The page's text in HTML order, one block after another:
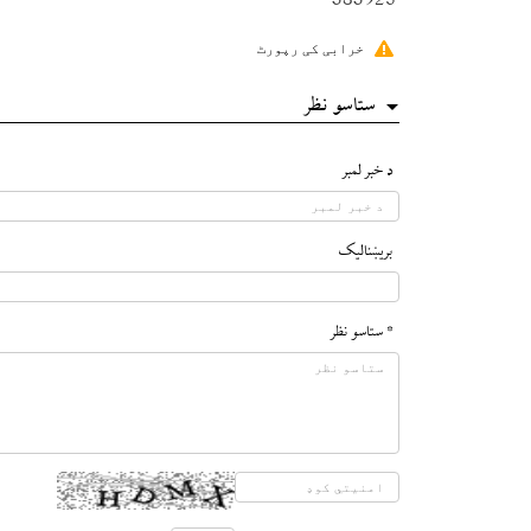
خرابی کی رپورٹ
ستاسو نظر
د خبر لمبر
بريښناليک
* ستاسو نظر